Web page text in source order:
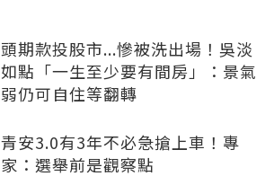
頭期款投股市...慘被洗出場！吳淡
如點「一生至少要有間房」：景氣
弱仍可自住等翻轉
青安3.0有3年不必急搶上車！專
家：選舉前是觀察點